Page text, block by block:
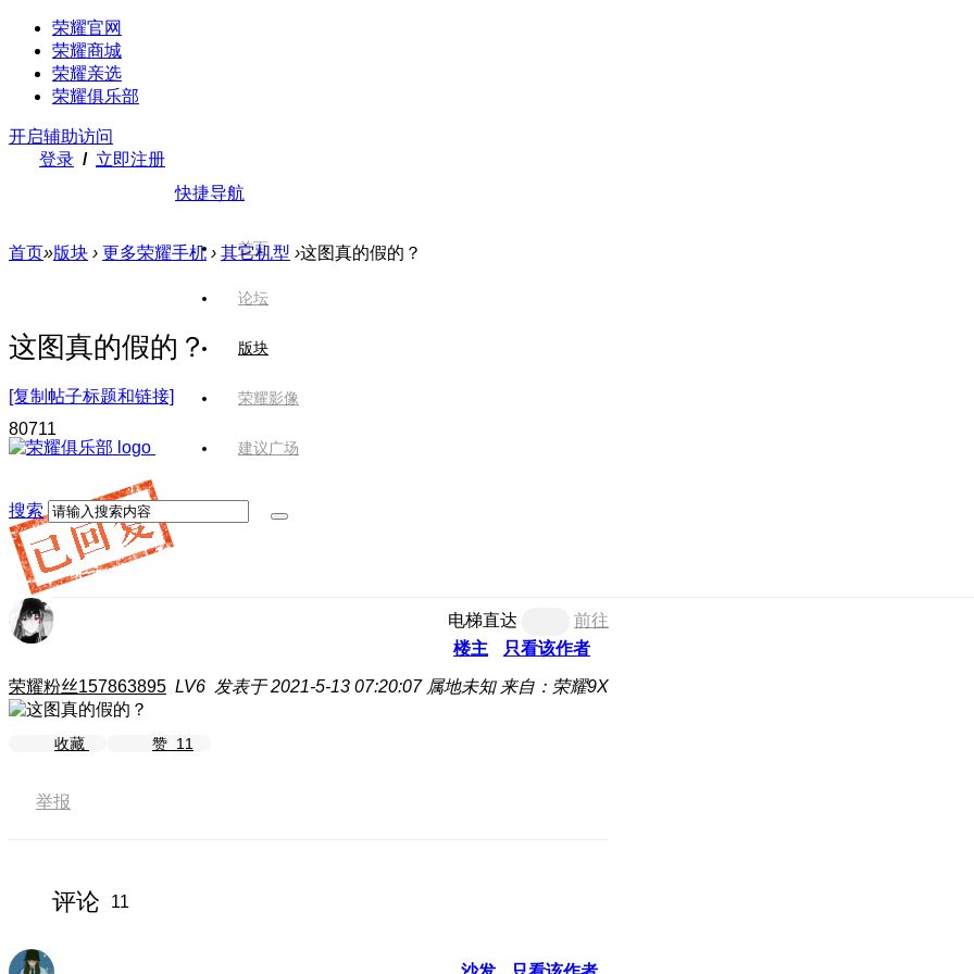
荣耀官网
荣耀商城
荣耀亲选
荣耀俱乐部
开启辅助访问
登录 / 立即注册
快捷导航
首页
论坛
版块
荣耀影像
建议广场
搜索
首页»版块 › 更多荣耀手机 › 其它机型 ›这图真的假的？
这图真的假的？
[复制帖子标题和链接]
80711
电梯直达
前往
楼主
只看该作者
荣耀粉丝157863895 LV6 发表于 2021-5-13 07:20:07 属地未知 来自：荣耀9X
收藏 赞 11
举报
评论 11